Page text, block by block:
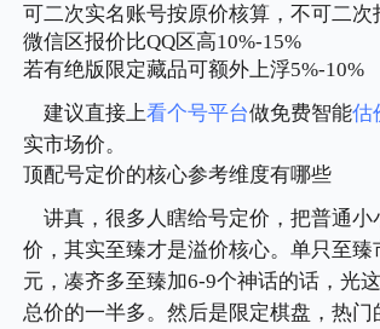
可二次实名账号按原价核算，不可二次
微信区报价比QQ区高10%-15%
若有绝版限定藏品可额外上浮5%-10%
建议直接上看个号平台做免费智能估
实市场价。
顶配号定价的核心参考维度有哪些
讲真，很多人瞎给号定价，把普通小
价，其实至臻才是溢价核心。单只至臻
元，凑齐多至臻加6-9个神话的话，光
总价的一半多。然后是限定棋盘，热门